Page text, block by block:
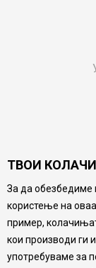
Настојуваме
ТВОИ
За да обезбедиме
користење на
пример,
кои производи ги
употребуваме за